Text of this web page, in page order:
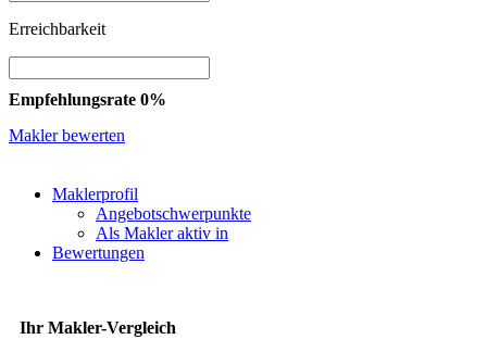
Erreichbarkeit
Empfehlungsrate 0%
Makler bewerten
Maklerprofil
Angebotschwerpunkte
Als Makler aktiv in
Bewertungen
Ihr Makler-Vergleich